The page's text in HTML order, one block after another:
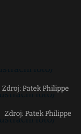
Zdroj: Patek Philippe
Zdroj: Patek Philippe